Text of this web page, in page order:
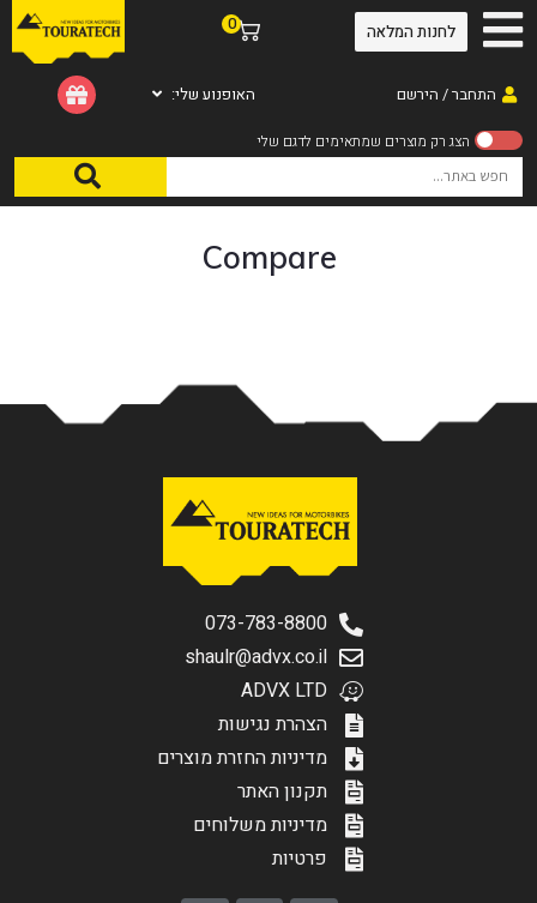
התחבר / הירשם
0
האופנוע שלי:
לחנות המלאה
Compare
073-783-8800
shaulr@advx.co.il
ADVX LTD
הצהרת נגישות
מדיניות החזרת מוצרים
תקנון האתר
מדיניות משלוחים
פרטיות